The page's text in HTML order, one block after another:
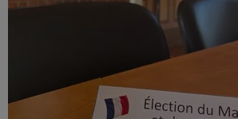
Actualités – Noyon (60)
La Fère (02)